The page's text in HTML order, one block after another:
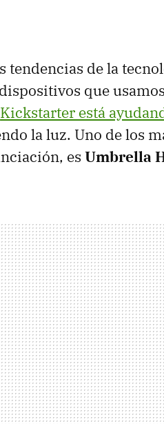
tendencias de la
que
Kickstarter está
la luz. Uno de los
es Umbrella